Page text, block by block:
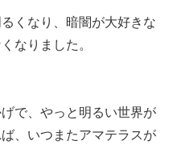
くなり、暗闇が大好きな
なりました。
で、やっと明るい世界が
、いつまたアマテラスが